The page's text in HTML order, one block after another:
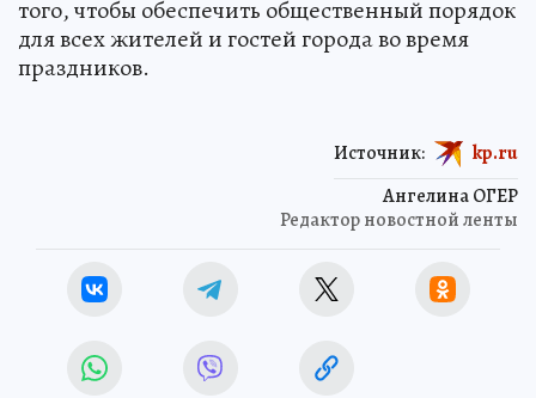
того, чтобы обеспечить общественный порядок
для всех жителей и гостей города во время
праздников.
Ангелина ОГЕР
Редактор новостной ленты
Источник: kp.ru